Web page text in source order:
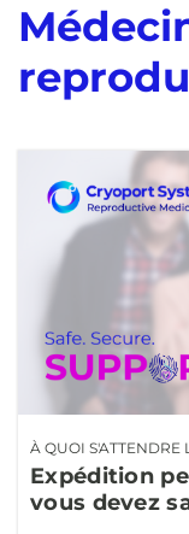
À QUOI S'ATTENDRE
Expédition
vous devez